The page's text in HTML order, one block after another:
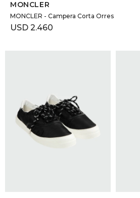
MONCLER
MONCLER - Campera Corta Orres
USD 2.460